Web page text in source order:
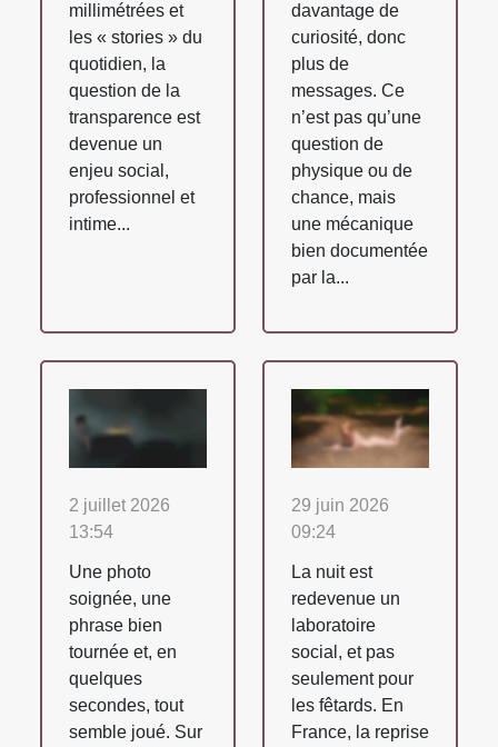
millimétrées et
les « stories » du
quotidien, la
question de la
transparence est
devenue un
enjeu social,
professionnel et
intime...
davantage de
curiosité, donc
plus de
messages. Ce
n’est pas qu’une
question de
physique ou de
chance, mais
une mécanique
bien documentée
par la...
2 juillet 2026
13:54
Une photo
soignée, une
phrase bien
tournée et, en
quelques
secondes, tout
semble joué. Sur
29 juin 2026
09:24
La nuit est
redevenue un
laboratoire
social, et pas
seulement pour
les fêtards. En
France, la reprise